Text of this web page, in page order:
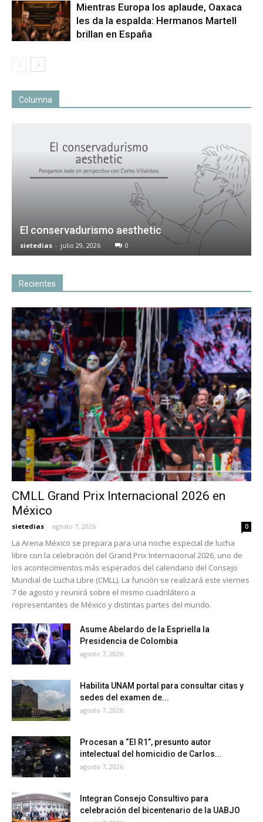
Mientras Europa los aplaude, Oaxaca
les da la espalda: Hermanos Martell
brillan en España
Columna
El conservadurismo aesthetic
sietedias - julio 29, 2026 0
Recientes
CMLL Grand Prix Internacional 2026 en
México
sietedias - agosto 7, 2026 0
La Arena México se prepara para una noche especial de lucha
libre con la celebración del Grand Prix Internacional 2026, uno de
los acontecimientos más esperados del calendario del Consejo
Mundial de Lucha Libre (CMLL). La función se realizará este viernes
7 de agosto y reunirá sobre el mismo cuadrilátero a
representantes de México y distintas partes del mundo.
Asume Abelardo de la Espriella la
Presidencia de Colombia
agosto 7, 2026
Habilita UNAM portal para consultar citas y
sedes del examen de...
agosto 7, 2026
Procesan a “El R1”, presunto autor
intelectual del homicidio de Carlos...
agosto 7, 2026
Integran Consejo Consultivo para
celebración del bicentenario de la UABJO